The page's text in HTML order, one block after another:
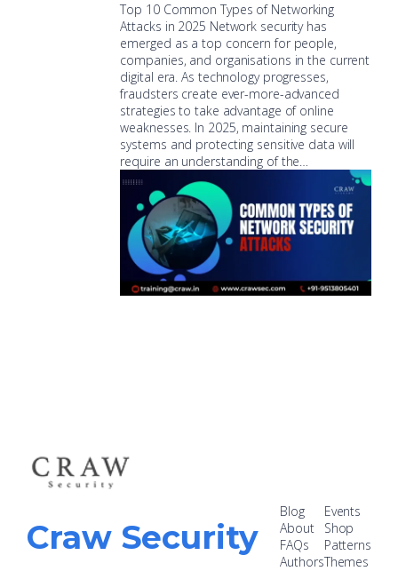
Top 10 Common Types of Networking
Attacks in 2025 Network security has
emerged as a top concern for people,
companies, and organisations in the current
digital era. As technology progresses,
fraudsters create ever-more-advanced
strategies to take advantage of online
weaknesses. In 2025, maintaining secure
systems and protecting sensitive data will
require an understanding of the…
Craw Security
Blog
About
FAQs
Authors
Events
Shop
Patterns
Themes